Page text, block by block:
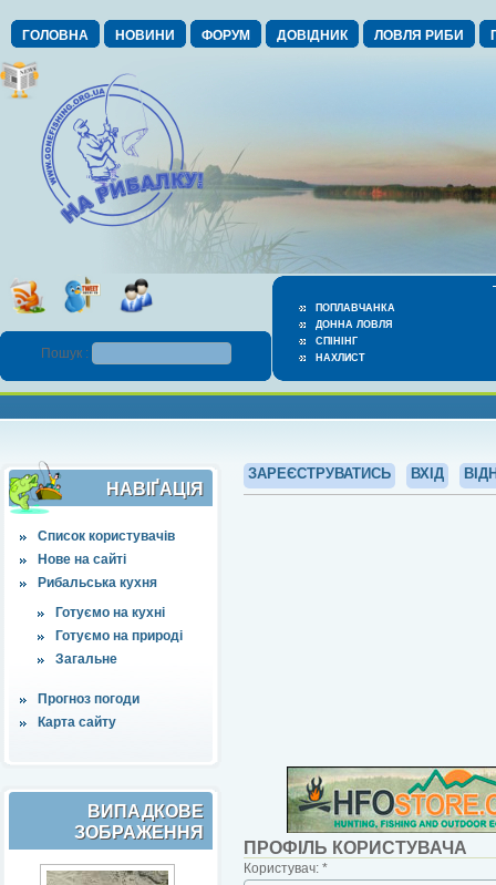
ГОЛОВНА НОВИНИ ФОРУМ ДОВІДНИК ЛОВЛЯ РИБИ
ПОПЛАВЧАНКА
ДОННА ЛОВЛЯ
СПІНІНГ
НАХЛИСТ
Пошук :
НАВІҐАЦІЯ
Список користувачів
Нове на сайті
Рибальська кухня
Готуємо на кухні
Готуємо на природі
Загальне
Прогноз погоди
Карта сайту
ВИПАДКОВЕ
ЗОБРАЖЕННЯ
ЗАРЕЄСТРУВАТИСЬ ВХІД
ПРОФІЛЬ КОРИСТУВАЧА
Користувач: *